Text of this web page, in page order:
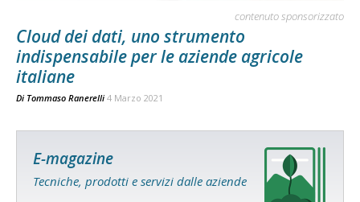
contenuto sponsorizzato
Cloud dei dati, uno strumento
indispensabile per le aziende agricole
italiane
Di Tommaso Ranerelli 4 Marzo 2021
E-magazine
Tecniche, prodotti e servizi dalle aziende